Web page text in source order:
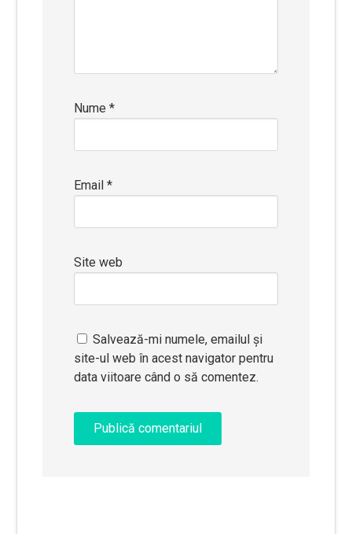
Nume*
Email*
Site web
Salvează-mi numele, emailul și
site-ul web în acest navigator pentru
data viitoare când o să comentez.